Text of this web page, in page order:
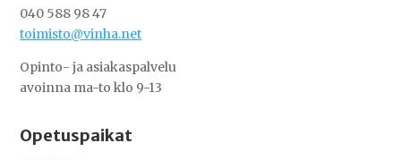
040 588 98 47
toimisto@vinha.net
Opinto- ja asiakaspalvelu
avoinna ma-to klo 9-13
Opetuspaikat